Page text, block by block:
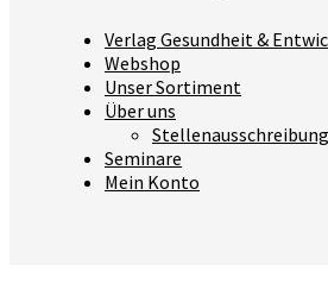
Verlag Gesundheit &
Webshop
Unser Sortiment
Über uns
Stellenausschreibung
Seminare
Mein Konto